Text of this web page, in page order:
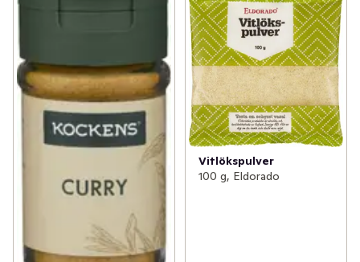
Vitlökspulver
100 g, Eldorado